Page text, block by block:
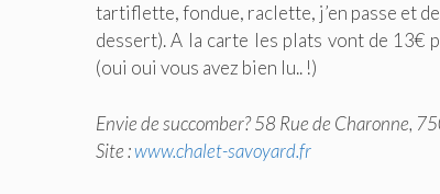
tartiflette, fondue, raclette, j’en passe et
dessert). A la carte les plats vont de
(oui oui vous avez bien lu.. !)
Envie de succomber? 58 Rue de Charonne,
Site :www.chalet-savoyard.fr